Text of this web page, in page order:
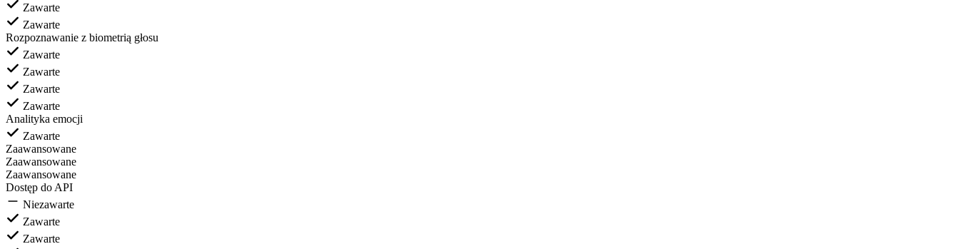
Zawarte
Zawarte
Rozpoznawanie z biometrią głosu
Zawarte
Zawarte
Zawarte
Zawarte
Analityka emocji
Zawarte
Zaawansowane
Zaawansowane
Zaawansowane
Dostęp do API
Niezawarte
Zawarte
Zawarte